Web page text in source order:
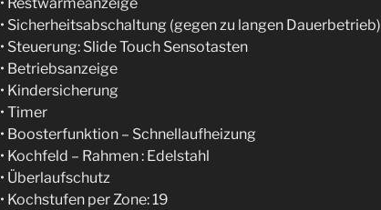
• Sicherheitsabschaltung (gegen zu langen Dauerbetrieb)
• Steuerung: Slide Touch Sensotasten
• Betriebsanzeige
• Kindersicherung
• Timer
• Boosterfunktion – Schnellaufheizung
• Kochfeld – Rahmen : Edelstahl
• Überlaufschutz
• Kochstufen per Zone: 19